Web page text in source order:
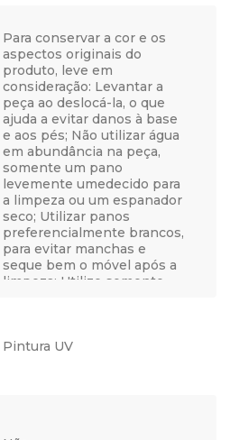
Para conservar a cor e os
aspectos originais do
produto, leve em
consideração: Levantar a
peça ao deslocá-la, o que
ajuda a evitar danos à base
e aos pés; Não utilizar água
em abundância na peça,
somente um pano
levemente umedecido para
a limpeza ou um espanador
seco; Utilizar panos
preferencialmente brancos,
para evitar manchas e
seque bem o móvel após a
limpeza; Utilize somente
não neutros ou produtos de
Pintura UV